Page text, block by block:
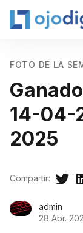
FOTO DE LA
14-04-
2025
admin
28 Abr.
Compartir: